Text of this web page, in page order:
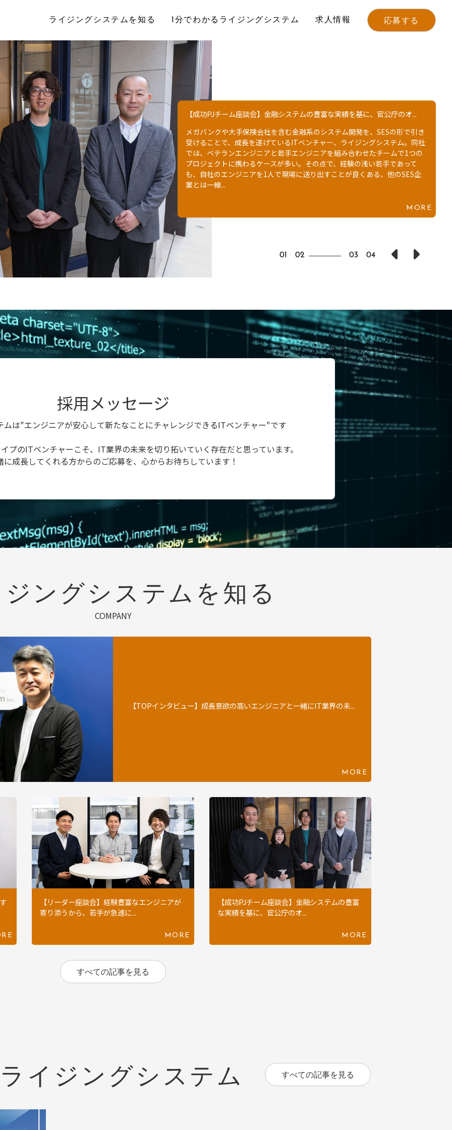
ライジングシステムを知る 1分でわかるライジングシステム 求人情報 応募する
【リーダー座談会】経験豊富なエンジニアが寄り添うから、若手が急速に...
日本の金融の中心地の1つである東京・茅場町。地下鉄茅場町駅のすぐそば
に、金融系のシステム開発に豊富な実績を持つIT企業、ライジングシステム
の本社オフィスがある。新卒・中途を問わず、経験の浅い若手エンジニアに
対し、ベテランエンジニアのリーダーが寄り添い、自己成長を促す仕組みが
整っているのが強みだ。そこで今回は、若手をサポートする役割を担うF.
N、W.Y、...
MORE
1 2 3 4
採用メッセージ
ムは"エンジニアが安心して新たなことにチャレンジできるITベンチャー"です
プのITベンチャーこそ、IT業界の未来を切り拓いていく存在だと思っています。
に成長してくれる方からのご応募を、心からお待ちしています！
ングシステムを知る
COMPANY
【TOPインタビュー】成長意欲の高いエンジニアと一緒にIT業界の未...
MORE
【リーダー座談会】経験豊富なエンジニアが
寄り添うから、若手が急速に...
MORE
【成功PJチーム座談会】金融システムの豊富
な実績を基に、官公庁のオ...
MORE
すべての記事を見る
イジングシステム What’s RisingSystem
すべての記事を見る